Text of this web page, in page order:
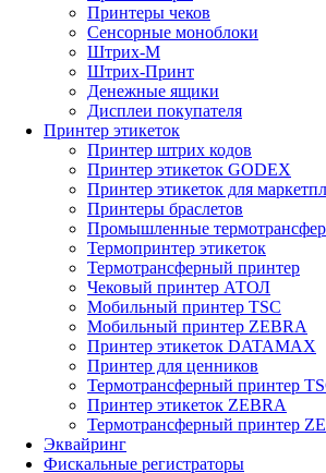
Принтеры чеков
Сенсорные моноблоки
Штрих-М
Штрих-Принт
Денежные ящики
Дисплеи покупателя
Принтер этикеток
Принтер штрих кодов
Принтер этикеток GODEX
Принтер этикеток для
Принтеры браслетов
Промышленные
Термопринтер этикеток
Термотрансферный принтер
Чековый принтер АТОЛ
Мобильный принтер TSC
Мобильный принтер ZEBRA
Принтер этикеток DATAMAX
Принтер для ценников
Термотрансферный принтер
Принтер этикеток ZEBRA
Термотрансферный принтер
Эквайринг
Фискальные регистраторы